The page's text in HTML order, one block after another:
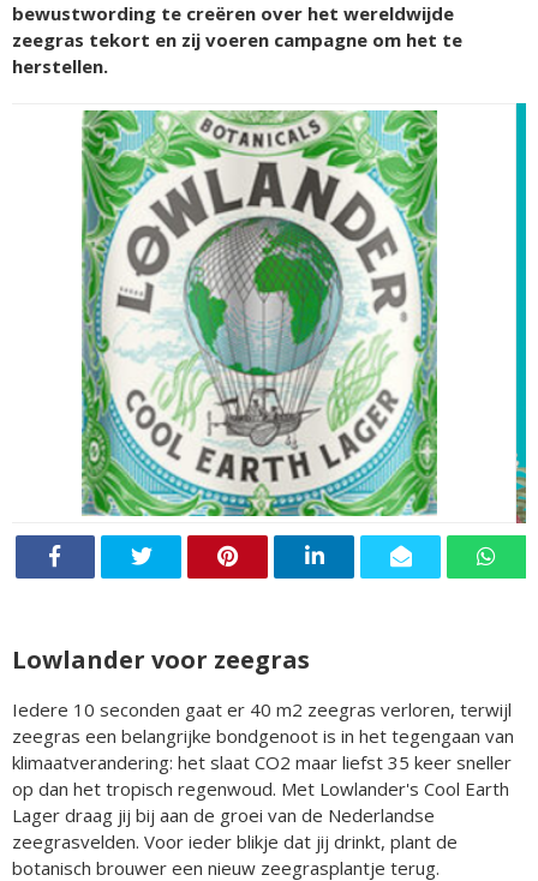
bewustwording te creëren over het wereldwijde
zeegras tekort en zij voeren campagne om het te
herstellen.
Lowlander voor zeegras
Iedere 10 seconden gaat er 40 m2 zeegras verloren, terwijl
zeegras een belangrijke bondgenoot is in het tegengaan van
klimaatverandering: het slaat CO2 maar liefst 35 keer sneller
op dan het tropisch regenwoud. Met Lowlander's Cool Earth
Lager draag jij bij aan de groei van de Nederlandse
zeegrasvelden. Voor ieder blikje dat jij drinkt, plant de
botanisch brouwer een nieuw zeegrasplantje terug.